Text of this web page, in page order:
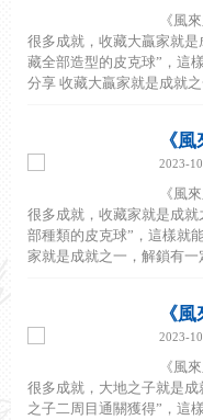
《風
很多成就，收藏大贏家就
藏全部造型的皮克球”，這
分享 收藏大贏家就是成就之
《
2023-
《風
很多成就，收藏家就是成
部種類的皮克球”，這樣就
家就是成就之一，解鎖有一
《
2023-
《風
很多成就，大地之子就是
之子二周目通關獲得”，這